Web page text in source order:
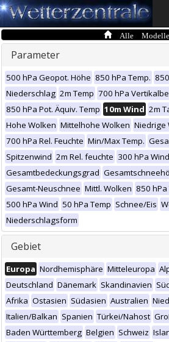
Alle Modelle
Parameter
500 hPa Geopot. Höhe 850 hPa Temp.
Niederschlag 2m Temp 700 hPa
850 hPa Pot. Äquiv. Temp 10m Wind 2m
Hohe Wolken Mittelhohe Wolken Niedrige
700 hPa Rel. Feuchte Min/Max Temp.
Spitzenwind 2m Rel. feuchte 300 hPa Wind
Gesamtbedeckungsgrad
Gesamt-Neuschnee Mittl. Wolken 850
500 hPa Wind 50 hPa Temp Schnee/Eis
Niederschlagsform
Gebiet
Europa Nordhemisphäre Mitteleuropa
Deutschland Dänemark Skandinavien
Afrika Ostasien Südasien Australien
Italien/Balkan Spanien Türkei/Nahost
Baden Württemberg Belgien Schweiz